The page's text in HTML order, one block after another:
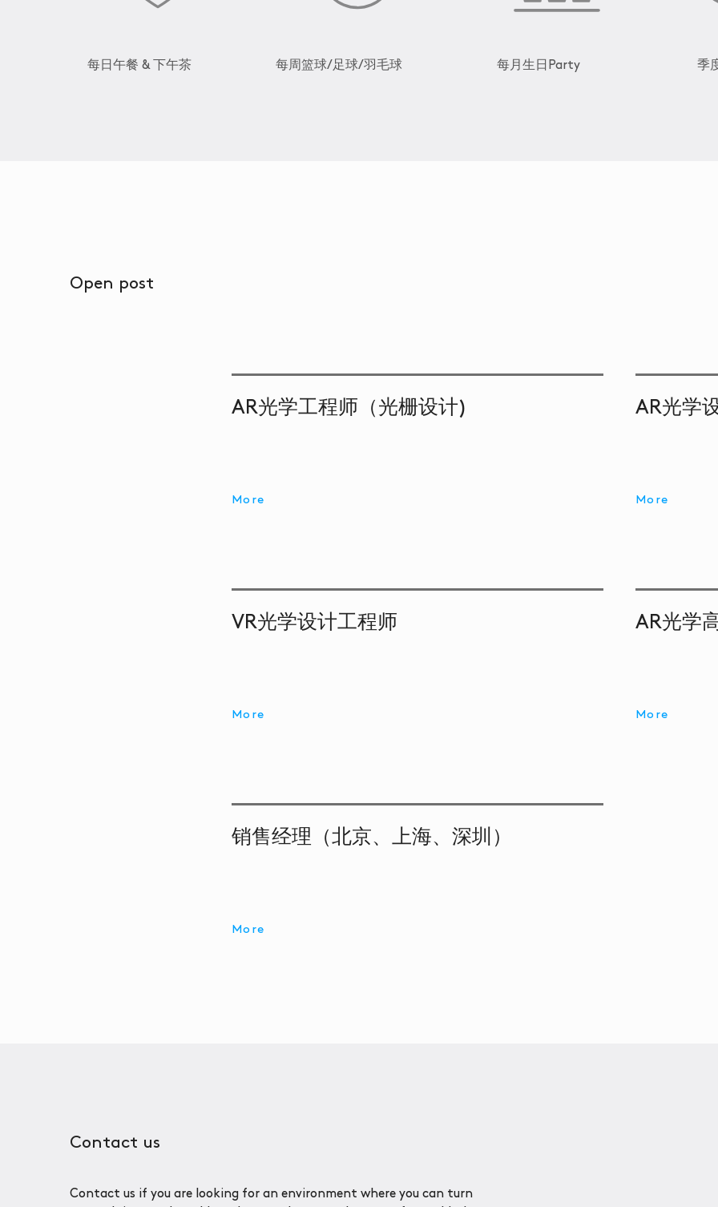
每日午餐 & 下午茶 每周篮球/足球/羽毛球 每月生日Party 季
Open post
AR光学工程师（光栅设计)
More
AR光学
More
VR光学设计工程师
More
AR光学
More
销售经理（北京、上海、深圳）
More
Contact us
Contact us if you are looking for an environment where you can turn